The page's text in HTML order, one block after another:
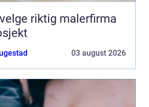
riktig malerfirma
03 august 2026